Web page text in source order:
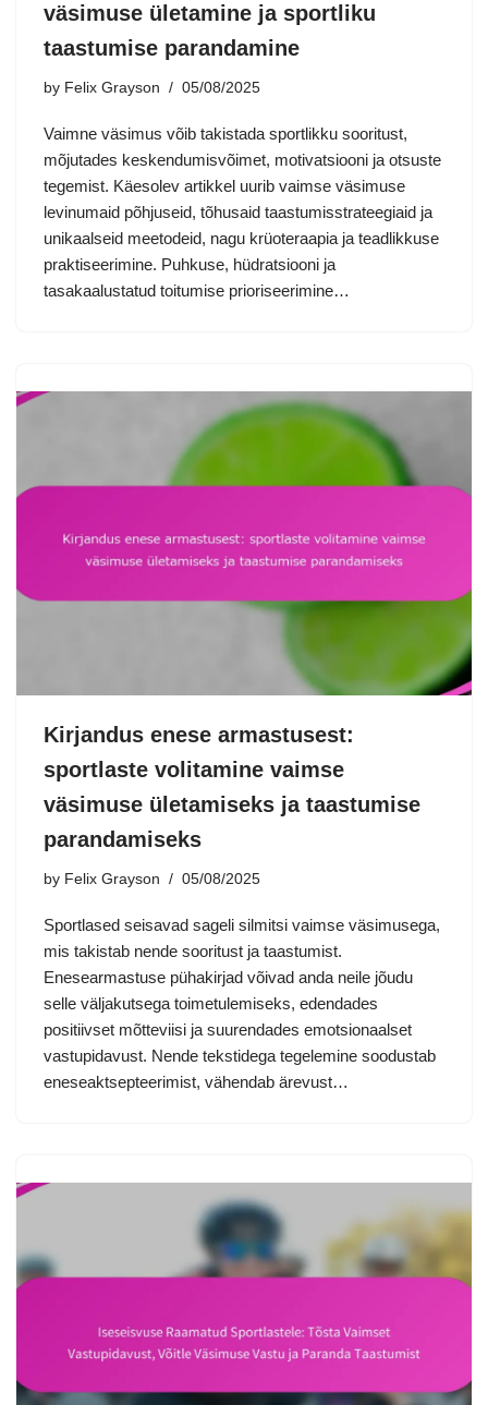
väsimuse ületamine ja sportliku
taastumise parandamine
by Felix Grayson 05/08/2025
Vaimne väsimus võib takistada sportlikku sooritust,
mõjutades keskendumisvõimet, motivatsiooni ja otsuste
tegemist. Käesolev artikkel uurib vaimse väsimuse
levinumaid põhjuseid, tõhusaid taastumisstrateegiaid ja
unikaalseid meetodeid, nagu krüoteraapia ja teadlikkuse
praktiseerimine. Puhkuse, hüdratsiooni ja
tasakaalustatud toitumise prioriseerimine…
Kirjandus enese armastusest:
sportlaste volitamine vaimse
väsimuse ületamiseks ja taastumise
parandamiseks
by Felix Grayson 05/08/2025
Sportlased seisavad sageli silmitsi vaimse väsimusega,
mis takistab nende sooritust ja taastumist.
Enesearmastuse pühakirjad võivad anda neile jõudu
selle väljakutsega toimetulemiseks, edendades
positiivset mõtteviisi ja suurendades emotsionaalset
vastupidavust. Nende tekstidega tegelemine soodustab
eneseaktsepteerimist, vähendab ärevust…